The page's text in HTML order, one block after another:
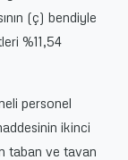
(ç) bendiyle
%11,54
personel
ikinci
taban ve tavan